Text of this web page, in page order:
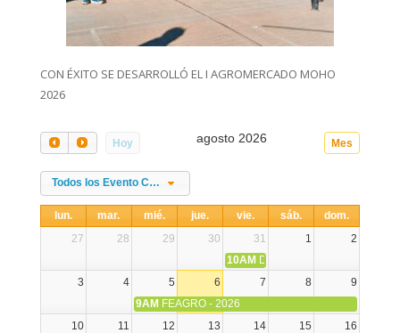
CON ÉXITO SE DESARROLLÓ EL I AGROMERCADO MOHO
2026
Hoy Mes
agosto 2026
Todos los Evento Categories
lun. mar. mié. jue. vie. sáb.
dom.
27
28 29 30 31 1
2
10AM DIA NACIONAL DE LA
3
4 5 6 7 8
9
9AM FEAGRO - 2026
10
11 12 13 14 15 16